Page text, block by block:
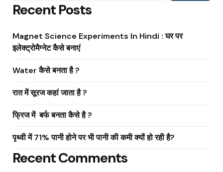
Recent Posts
Magnet Science Experiments In Hindi : घर पर
इलेक्ट्रोमैग्नेट कैसे बनाएं
Water कैसे बनता है ?
रात में सूरज कहां जाता है ?
फ्रिज में बर्फ बनता कैसे है ?
पृथ्वी में 71% पानी होने पर भी पानी की कमी क्यों हो रही है?
Recent Comments